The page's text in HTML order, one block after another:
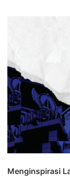
Menginspirasi